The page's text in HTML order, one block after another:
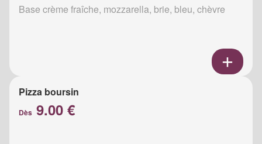
Base crème fraîche, mozzarella, brie, bleu, chèvre
Pizza boursin
Dès 9.00 €